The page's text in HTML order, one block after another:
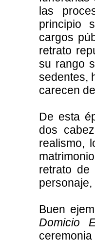
las
principio
cargos
retrato
su rango
sedentes,
carecen
De esta
dos
realismo,
retrato
Buen
Domicio